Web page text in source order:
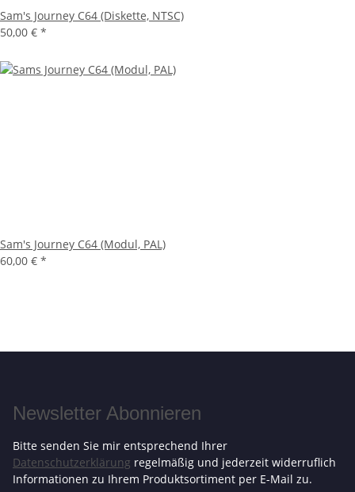
Sam's Journey C64 (Diskette, NTSC)
50,00 € *
Sam's Journey C64 (Modul, PAL)
60,00 € *
Newsletter Abonnieren
Bitte senden Sie mir entsprechend Ihrer
Datenschutzerklärung regelmäßig und jederzeit widerruflich
Informationen zu Ihrem Produktsortiment per E-Mail zu.